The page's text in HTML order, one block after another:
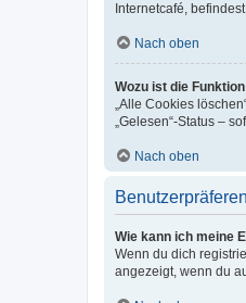
Internetcafé,
Nach oben
Wozu ist die
„Alle Cookies
„Gelesen“-Status –
Nach oben
Wie kann ich meine
Wenn du dich
angezeigt, wenn du